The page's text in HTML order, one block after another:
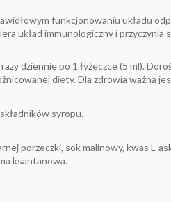
funkcjonowaniu układu
układ immunologiczny i przyczynia
dziennie po 1 łyżeczce (5 ml).
diety. Dla zdrowia ważna
syropu.
porzeczki, sok malinowy, kwas L-
ksantanowa.